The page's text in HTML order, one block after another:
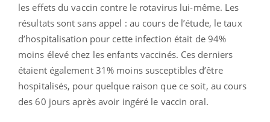
les effets du vaccin contre le rotavirus lui-même. Les
résultats sont sans appel : au cours de l’étude, le taux
d’hospitalisation pour cette infection était de 94%
moins élevé chez les enfants vaccinés. Ces derniers
étaient également 31% moins susceptibles d’être
hospitalisés, pour quelque raison que ce soit, au cours
des 60 jours après avoir ingéré le vaccin oral.